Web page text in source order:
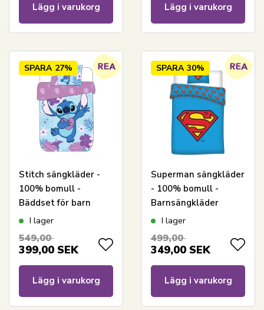
Lägg i varukorg Lägg i varukorg
SPARA 27%
Stitch sängkläder -
100% bomull -
Bäddset för barn
140x200 cm - Blå och
I lager
549,00
399,00 SEK
Lägg i varukorg
SPARA 30%
Superman sängkläder
- 100% bomull -
Barnsängkläder
140x200 cm -
I lager
499,00
349,00 SEK
Lägg i varukorg